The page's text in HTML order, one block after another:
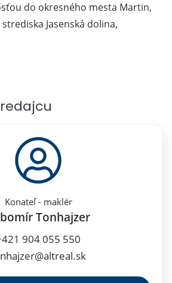
do okresného mesta Martin,
Jasenská dolina,
Konateľ - maklér
Tonhajzer
904 055 550